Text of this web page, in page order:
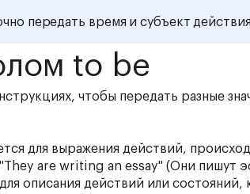
передать время и субъект
to be
чтобы передать разные
для выражения действий,
are writing an essay" (Они пишут
описания действий или состояний,